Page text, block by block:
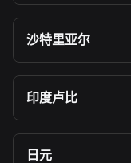
沙特里亚尔
印度卢比
日元